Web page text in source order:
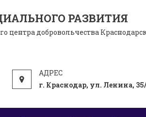
РАЗВИТИЯ
центра добровольчества
г. Краснодар, ул. Ленина,